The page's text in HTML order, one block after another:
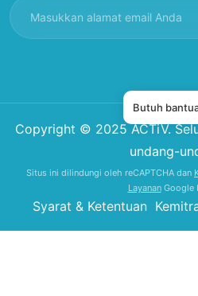
Copyright © 2025ACTiV.
undang-
Situs ini dilindungi oleh reCAPTCHA dan
Layanan Google
Syarat & Ketentuan
Butuh